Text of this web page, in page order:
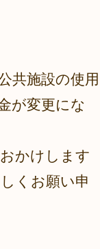
共施設の使用
が変更にな
かけします
くお願い申